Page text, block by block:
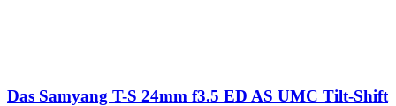
Das Samyang T-S 24mm f3.5 ED AS UMC Tilt-Shift